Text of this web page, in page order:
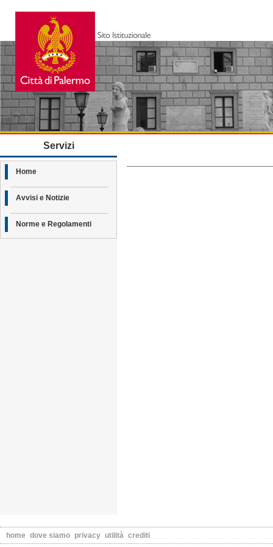
Servizi
Home
Avvisi e Notizie
Norme e Regolamenti
home dove siamo privacy utilità crediti